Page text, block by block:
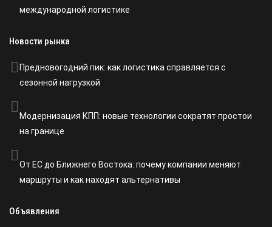
международной логистике
Новости рынка
Предновогодний пик: как логистика справляется с
сезонной нагрузкой
Модернизация КПП: новые технологии сократят простои
на границе
От ЕС до Ближнего Востока: почему компании меняют
маршруты и как находят альтернативы
Объявления